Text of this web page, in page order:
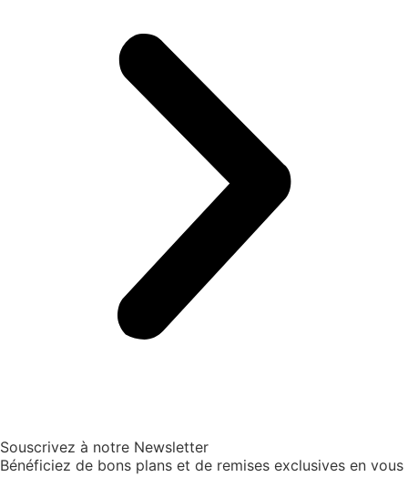
Souscrivez à notre Newsletter
Bénéficiez de bons plans et de remises exclusives en vous